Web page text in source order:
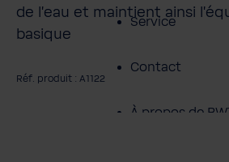
Service
Contact
À propos de
de l'eau et maintient ainsi
basique
Réf. produit : A1122